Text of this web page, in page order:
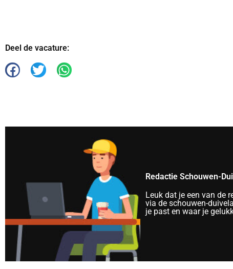
Deel de vacature:
Redactie Schouwen-
Leuk dat je een van de
via de schouwen-
je past en waar je